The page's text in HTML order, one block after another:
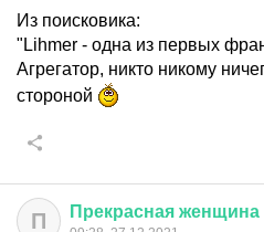
Из поисковика:
"Lihmer - одна из первых
Агрегатор, никто никому
стороной
П Прекрасная женщина